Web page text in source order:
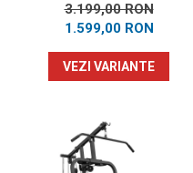
3.199,00 RON
1.599,00 RON
VEZI VARIANTE